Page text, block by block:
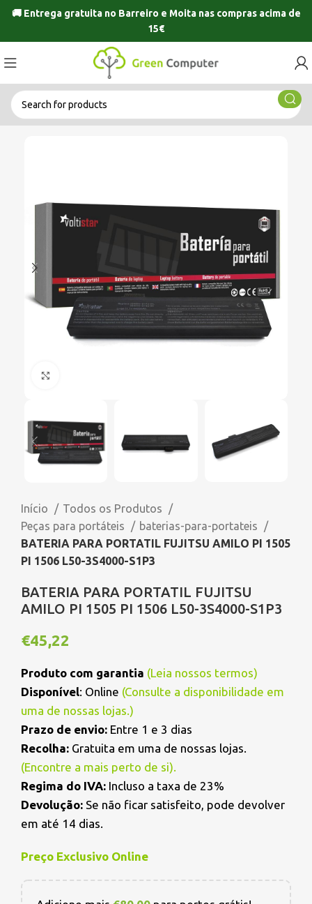
🚚 Entrega gratuita no Barreiro e Moitanas compras acima de
15€
Início
Todos os Produtos
Peças para portáteis
baterias-para-portateis
BATERIA PARA PORTATIL FUJITSU AMILO PI 1505
PI 1506 L50-3S4000-S1P3
BATERIA PARA PORTATIL FUJITSU
AMILO PI 1505 PI 1506 L50-3S4000-S1P3
€45,22
Produto com garantia (Leia nossos termos)
Disponível: Online (Consulte a disponibilidade em
uma de nossas lojas.)
Prazo de envio: Entre 1 e 3 dias
Recolha: Gratuita em uma de nossas lojas.
(Encontre a mais perto de si).
Regima do IVA: Incluso a taxa de 23%
Devolução: Se não ficar satisfeito, pode devolver
em até 14 dias.
Preço Exclusivo Online